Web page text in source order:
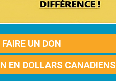
FAIRE UN DON
EN DOLLARS CANADIENS